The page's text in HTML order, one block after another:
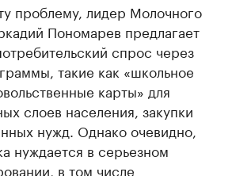
проблему, лидер Молочного
Пономарев предлагает
спрос через
такие как «школьное
карты» для
слоев населения, закупки
нужд. Однако очевидно,
нуждается в серьезном
в том числе